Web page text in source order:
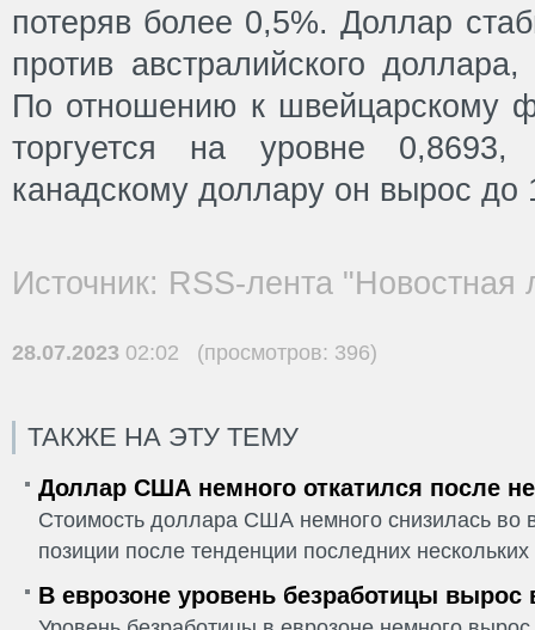
потеряв более 0,5%. Доллар
против австралийского
По отношению к швейцарскому
торгуется на уровне
канадскому доллару он вырос до
Источник: RSS-лента "Новостная
28.07.2023 02:02 (просмотров: 396)
ТАКЖЕ НА ЭТУ ТЕМУ
Доллар США немного откатился после
Стоимость доллара США немного снизилась во
позиции после тенденции последних
В еврозоне уровень безработицы вырос